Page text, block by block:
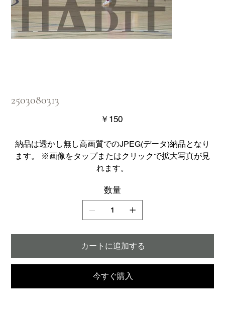
2503080313
価
格
￥150
納品は透かし無し高画質でのJPEG(データ)納品となり
ます。 ※画像をタップまたはクリックで拡大写真が見
れます。
数量
カートに追加する
今すぐ購入